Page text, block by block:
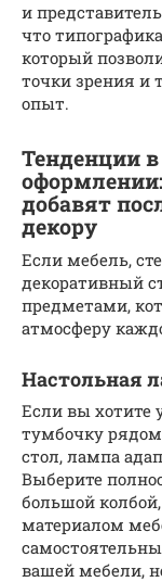
и
что
который
точки зрения и
опыт.
Тенденции
добавят
декору
Если мебель,
декоративный
предметами,
атмосферу
Настольная
Если вы хотите
тумбочку
стол, лампа
Выберите
большой
материалом
вашей мебели,